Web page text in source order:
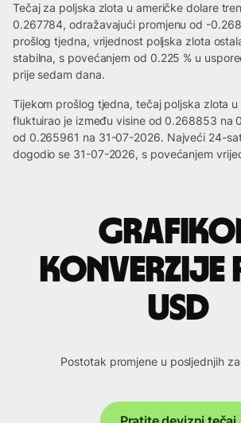
Tečaj za poljska zlota u američke dolare
0.267784, odražavajući promjenu od -
prošlog tjedna, vrijednost poljska zlota
stabilna, s povećanjem od 0.225 % u
prije sedam dana.
Tijekom prošlog tjedna, tečaj poljska zlota
fluktuirao je između visine od 0.268853 na
od 0.265961 na 31-07-2026. Najveći 24-
dogodio se 31-07-2026, s povećanjem
konverzije
USD
Postotak promjene u posljednjih